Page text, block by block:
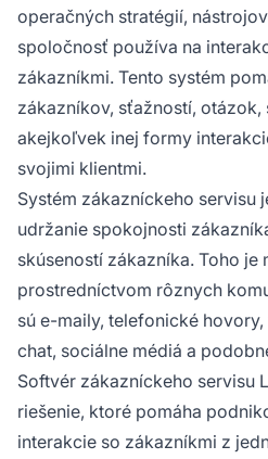
operačných stratégií,
spoločnosť používa na
zákazníkmi. Tento systém
zákazníkov, sťažností, otázok,
akejkoľvek inej formy
svojimi klientmi.
Systém zákazníckeho servisu
udržanie spokojnosti
skúseností zákazníka. Toho je
prostredníctvom rôznych
sú e-maily, telefonické
chat, sociálne médiá a
Softvér zákazníckeho servisu
riešenie, ktoré pomáha
interakcie so zákazníkmi z